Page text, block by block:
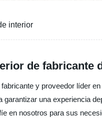
interior
de fabricante
y proveedor líder
garantizar una experiencia
en nosotros para sus